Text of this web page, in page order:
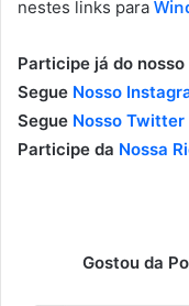
nestes links para
Participe já do nosso
Segue Nosso
Segue Nosso Twitter
Participe da Nossa
Gostou da